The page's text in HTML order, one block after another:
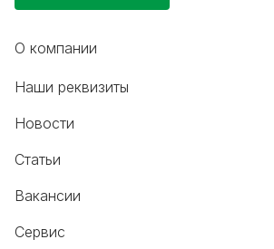
О компании
Наши реквизиты
Новости
Статьи
Вакансии
Сервис